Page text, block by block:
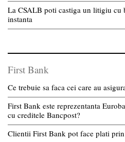
La CSALB poti castiga un litigiu cu
instanta
First Bank
Ce trebuie sa faca cei care au
First Bank este reprezentanta
cu creditele Bancpost?
Clientii First Bank pot face plati